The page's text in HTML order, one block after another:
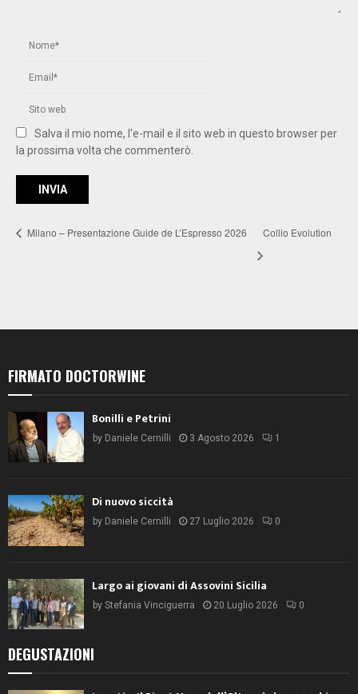
Salva il mio nome, l'e-mail e il sito web in questo browser per
la prossima volta che commenterò.
Milano – Presentazione Guide de L’Espresso 2026 Collio Evolution
FIRMATO DOCTORWINE
Bonilli e Petrini
by Daniele Cernilli 3 Agosto 2026 1
Di nuovo siccità
by Daniele Cernilli 27 Luglio 2026 0
Largo ai giovani di Assovini Sicilia
by Stefania Vinciguerra 20 Luglio 2026 0
DEGUSTAZIONI